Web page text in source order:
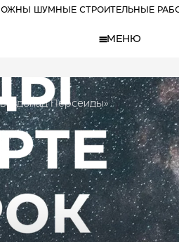
ШУМНЫЕ СТРОИТЕЛЬНЫЕ
МЕНЮ
Персеиды»